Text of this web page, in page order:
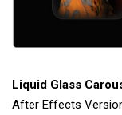
Liquid Glass
After Effects